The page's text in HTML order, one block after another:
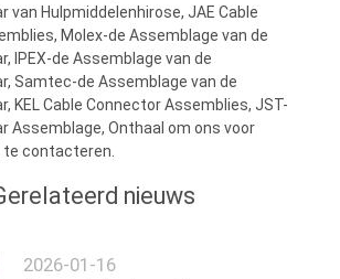
van Hulpmiddelenhirose, JAE Cable
Molex-de Assemblage van de
IPEX-de Assemblage van de
Samtec-de Assemblage van de
KEL Cable Connector Assemblies, JST-
Assemblage, Onthaal om ons voor
te contacteren.
nieuws
2026-01-16